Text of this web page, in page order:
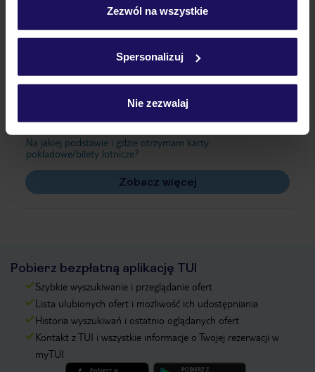
Szczegółowe informacje o plikach cookie znajdziesz
Zezwól na wszystkie
Spersonalizuj
Nie zezwalaj
Często zadawane pytania
Jak zmienić uczestników/osobę zgłaszającą?
Czy w Hotelu będzie przedstawiciel TUI?
Na jakiej podstawie i gdzie otrzymam karty
pokładowe/bilety lotnicze?
Zobacz więcej
Pobierz bezpłatną aplikację TUI
Szybkie wyszukiwanie i przeglądanie ofert
Lista ulubionych ofert i możliwość ich udostępniania
Historia wyszukiwań i ostatnio oglądanych ofert
Kontakt z TUI i wszystkie informacje o Twojej rezerwacji w
myTUI